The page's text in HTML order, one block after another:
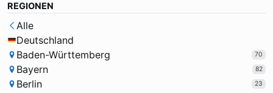
REGIONEN
Alle
Deutschland
Baden-Württemberg
70
Bayern 82
Berlin 23